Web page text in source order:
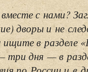
с нами?
дворы и не
в разделе
три дня — в